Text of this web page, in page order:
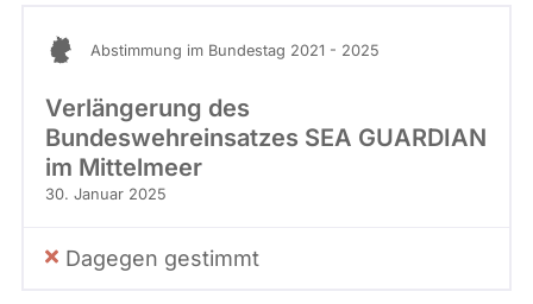
Abstimmung im Bundestag 2021 - 2025
Verlängerung des
Bundeswehreinsatzes SEA GUARDIAN
im Mittelmeer
30. Januar 2025
Dagegen gestimmt